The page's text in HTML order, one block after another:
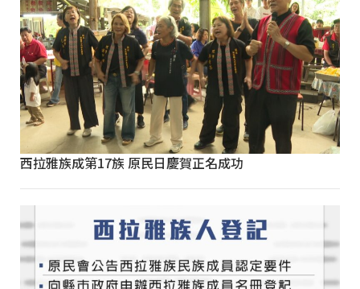
西拉雅族成第17族 原民日慶賀正名成功